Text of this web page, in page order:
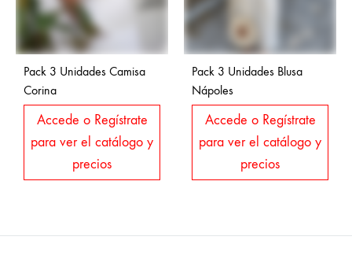
Pack 3 Unidades Camisa
Corina
Accede o Regístrate
para ver el catálogo y
precios
Pack 3 Unidades Blusa
Nápoles
Accede o Regístrate
para ver el catálogo y
precios